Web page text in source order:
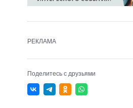
РЕКЛАМА
Поделитесь с друзьями